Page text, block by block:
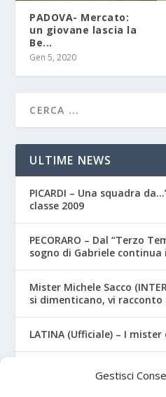
Gestisci
PADOVA- Mercato:
un giovane lascia la
Be...
Gen 5, 2020
ULTIME NEWS
PICARDI – Una squadra
classe 2009
PECORARO – Dal “Terzo
sogno di Gabriele continua
Mister Michele Sacco
si dimenticano, vi
LATINA (Ufficiale) – I
CROTONE – Primavera/